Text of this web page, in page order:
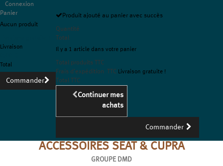
Connexion
Panier
Aucun produit
Livraison
Total
Commander
Produit ajouté au panier avec succès
Quantité
Total
Il y a 1 article dans votre panier
Total produits TTC
Frais d'expédition TTC Livraison gratuite !
Total TTC
Continuer mes
achats
Commander
ACCESSOIRES SEAT & CUPRA
GROUPE DMD